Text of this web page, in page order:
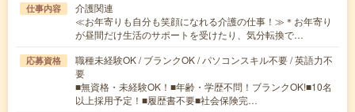
仕事内容
介護関連
≪お年寄りも自分も笑顔になれる介護の仕事！≫＊お年寄り
が昼間だけ生活のサポートを受けたり、気分転換で…
応募資格
職種未経験OK / ブランクOK / パソコンスキル不要 / 英語力不
要
■無資格・未経験OK！■年齢・学歴不問！ブランクOK!■10名
以上採用予定！■履歴書不要■社会保険完…